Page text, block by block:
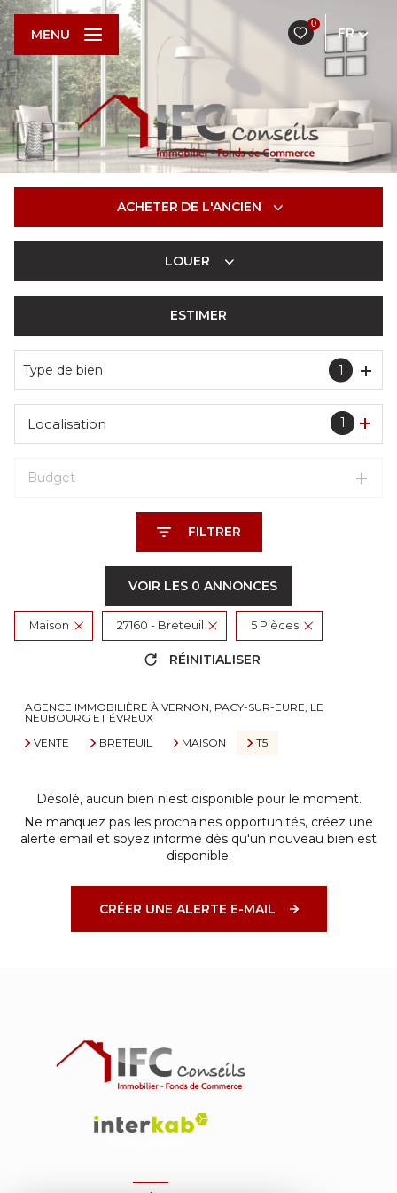
0
FR
MENU
ACHETER DE L'ANCIEN
De l'immo pro
LOUER
De l'immo pro
ESTIMER
Type de bien 1
1
Localisation
Budget
FILTRER
VOIR LES 0 ANNONCES
Maison 27160 - Breteuil 5 Pièces
RÉINITIALISER
AGENCE IMMOBILIÈRE À VERNON, PACY-SUR-EURE, LE
NEUBOURG ET ÉVREUX
VENTE
BRETEUIL MAISON T5
Désolé, aucun bien n'est disponible pour le moment.
Ne manquez pas les prochaines opportunités, créez une
alerte email et soyez informé dès qu'un nouveau bien est
disponible.
CRÉER UNE ALERTE E-MAIL